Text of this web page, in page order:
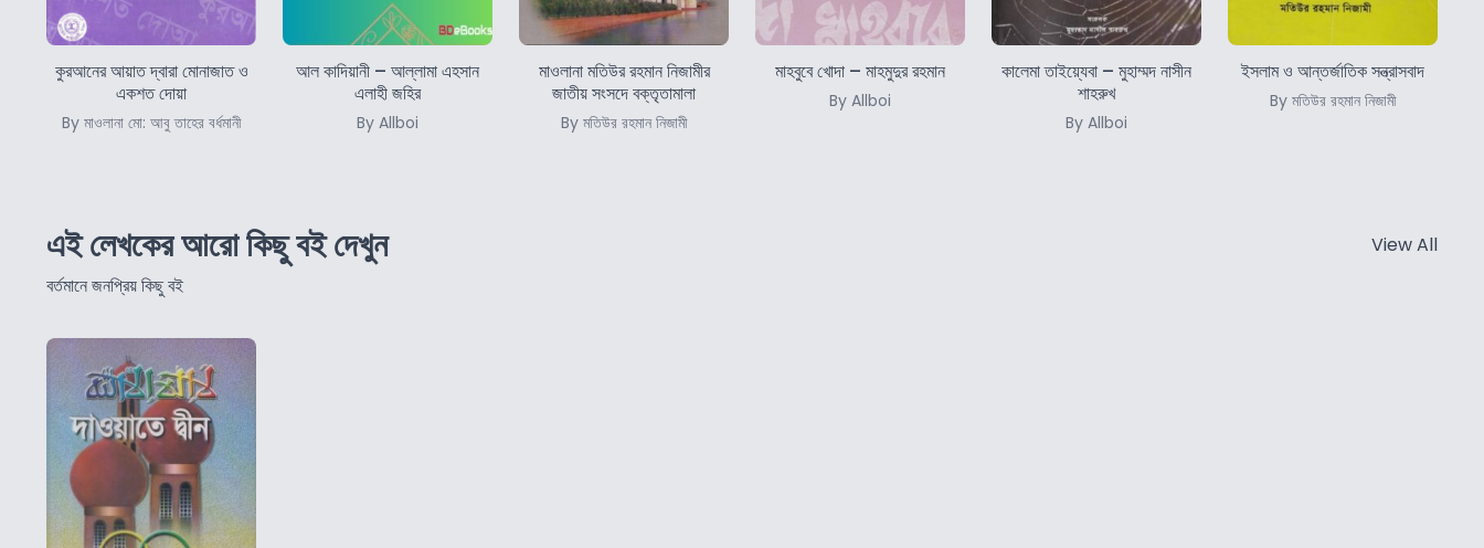
কুরআনের আয়াত দ্বারা মোনাজাত ও
একশত দোয়া
By মাওলানা মো: আবু তাহের বর্ধমানী
আল কাদিয়ানী – আল্লামা এহসান
এলাহী জহির
By Allboi
মাওলানা মতিউর রহমান নিজামীর
জাতীয় সংসদে বক্তৃতামালা
By মতিউর রহমান নিজামী
মাহবুবে খোদা – মাহমুদুর রহমান
By Allboi
কালেমা তাইয়্যেবা – মুহাম্মদ নাসীন
শাহরুখ
By Allboi
ইসলাম ও আন্তর্জাতিক সন্ত্রাসবাদ
By মতিউর রহমান নিজামী
এই লেখকের আরো কিছু বই দেখুন
বর্তমানে জনপ্রিয় কিছু বই
View All